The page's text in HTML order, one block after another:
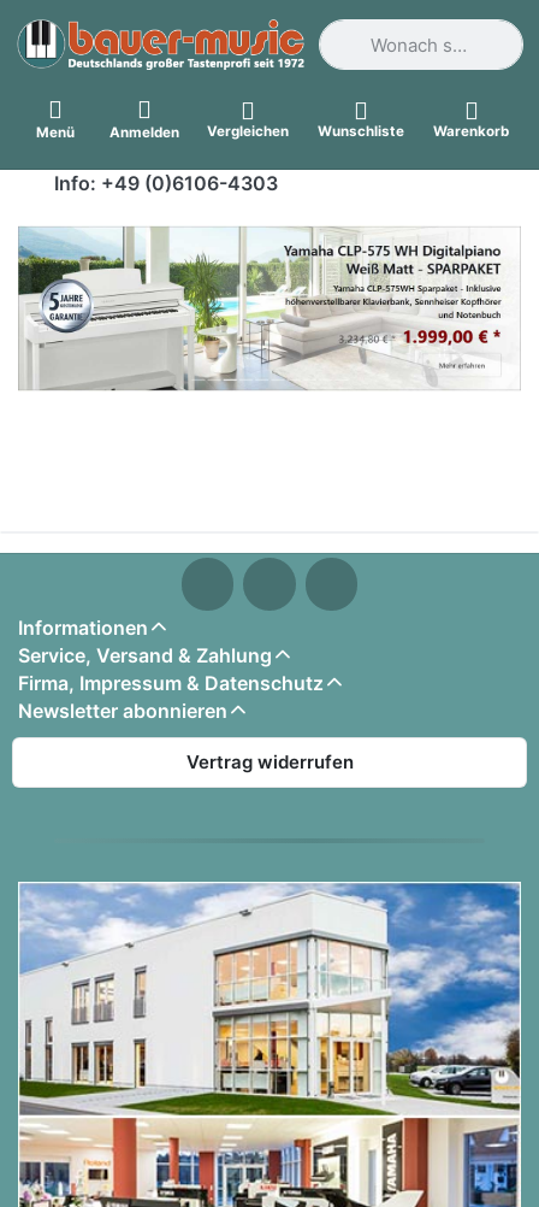
Geben Sie einen
Menü Anmelden Vergleichen Wunschliste Warenkorb
Info: +49 (0)6106-4303
Informationen
Service, Versand & Zahlung
Firma, Impressum & Datenschutz
Newsletter abonnieren
Vertrag widerrufen